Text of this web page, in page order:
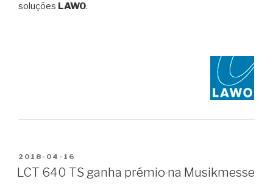
soluções LAWO.
PUBLICADO
EM
2018-04-16
LCT 640 TS ganha prémio na Musikmesse